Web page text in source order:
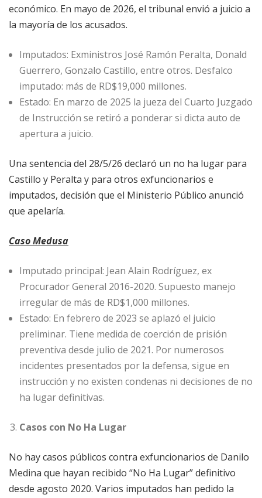
económico. En mayo de 2026, el tribunal envió a juicio a
la mayoría de los acusados.
Imputados: Exministros José Ramón Peralta, Donald
Guerrero, Gonzalo Castillo, entre otros. Desfalco
imputado: más de RD$19,000 millones.
Estado: En marzo de 2025 la jueza del Cuarto Juzgado
de Instrucción se retiró a ponderar si dicta auto de
apertura a juicio.
Una sentencia del 28/5/26 declaró un no ha lugar para
Castillo y Peralta y para otros exfuncionarios e
imputados, decisión que el Ministerio Público anunció
que apelaría.
Caso Medusa
Imputado principal: Jean Alain Rodríguez, ex
Procurador General 2016-2020. Supuesto manejo
irregular de más de RD$1,000 millones.
Estado: En febrero de 2023 se aplazó el juicio
preliminar. Tiene medida de coerción de prisión
preventiva desde julio de 2021. Por numerosos
incidentes presentados por la defensa, sigue en
instrucción y no existen condenas ni decisiones de no
ha lugar definitivas.
Casos con No Ha Lugar
No hay casos públicos contra exfuncionarios de Danilo
Medina que hayan recibido “No Ha Lugar” definitivo
desde agosto 2020. Varios imputados han pedido la